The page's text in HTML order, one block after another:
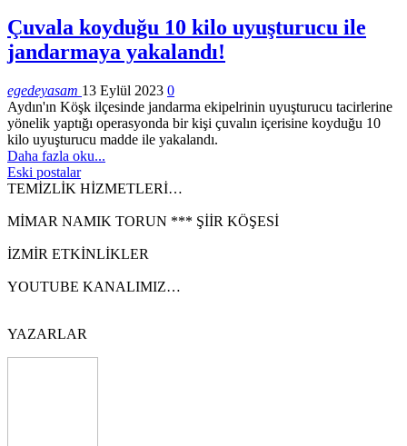
Çuvala koyduğu 10 kilo uyuşturucu ile
jandarmaya yakalandı!
egedeyasam 13 Eylül 2023 0
Aydın'ın Köşk ilçesinde jandarma ekipelrinin uyuşturucu tacirlerine
yönelik yaptığı operasyonda bir kişi çuvalın içerisine koyduğu 10
kilo uyuşturucu madde ile yakalandı.
Daha fazla oku...
Eski postalar
TEMİZLİK HİZMETLERİ…
MİMAR NAMIK TORUN *** ŞİİR KÖŞESİ
İZMİR ETKİNLİKLER
YOUTUBE KANALIMIZ…
YAZARLAR